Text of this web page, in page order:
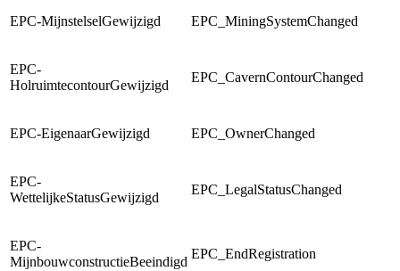
EPC-MijnstelselGewijzigd EPC_MiningSystemChanged
EPC-
HolruimtecontourGewijzigd
EPC_CavernContourChanged
EPC-EigenaarGewijzigd EPC_OwnerChanged
EPC-
WettelijkeStatusGewijzigd
EPC_LegalStatusChanged
EPC-
MijnbouwconstructieBeeindigd
EPC_EndRegistration